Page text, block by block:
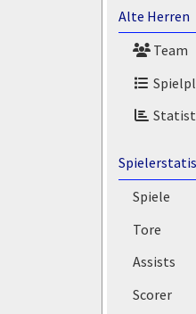
Alte Herren
Team
Spiele
Tore
Assists
Scorer